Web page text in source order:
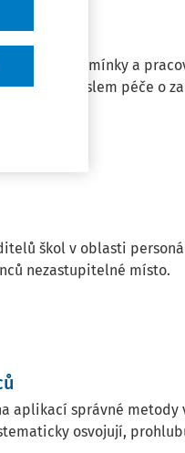
podmínky a
Smyslem péče o
škol v oblasti
nezastupitelné místo.
aplikací správné metody
osvojují,